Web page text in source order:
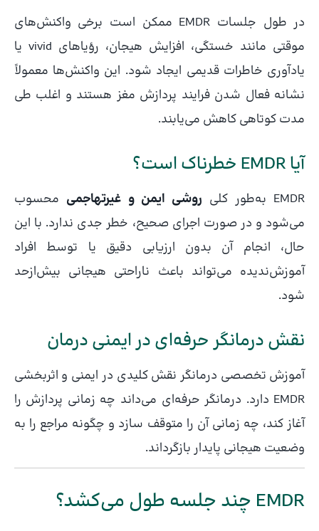
در طول جلسات EMDR ممکن است برخی واکنش‌های
موقتی مانند خستگی، افزایش هیجان، رؤیاهای vivid یا
یادآوری خاطرات قدیمی ایجاد شود. این واکنش‌ها معمولاً
نشانه فعال شدن فرایند پردازش مغز هستند و اغلب طی
مدت کوتاهی کاهش می‌یابند.
آیا EMDR خطرناک است؟
EMDR به‌طور کلی روشی ایمن و غیرتهاجمی محسوب
می‌شود و در صورت اجرای صحیح، خطر جدی ندارد. با این
حال، انجام آن بدون ارزیابی دقیق یا توسط افراد
آموزش‌ندیده می‌تواند باعث ناراحتی هیجانی بیش‌ازحد
شود.
نقش درمانگر حرفه‌ای در ایمنی درمان
آموزش تخصصی درمانگر نقش کلیدی در ایمنی و اثربخشی
EMDR دارد. درمانگر حرفه‌ای می‌داند چه زمانی پردازش را
آغاز کند، چه زمانی آن را متوقف سازد و چگونه مراجع را به
وضعیت هیجانی پایدار بازگرداند.
EMDR چند جلسه طول می‌کشد؟